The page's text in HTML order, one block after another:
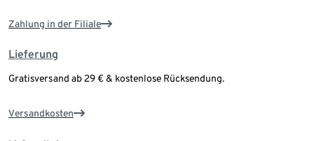
Zahlung in der Filiale
Lieferung
Gratisversand ab 29 € & kostenlose Rücksendung.
Versandkosten